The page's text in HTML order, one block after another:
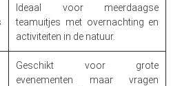
Ideaal voor meerdaagse
teamuitjes met overnachting en
activiteiten in de natuur.
Geschikt voor grote
evenementen maar vragen